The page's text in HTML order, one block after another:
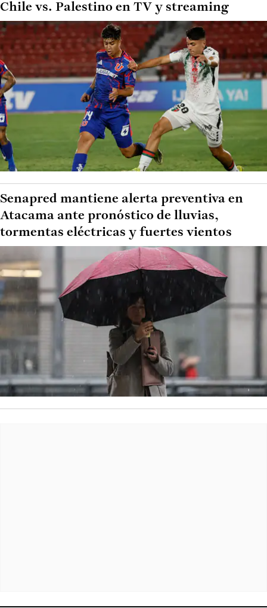
Chile vs. Palestino en TV y streaming
Senapred mantiene alerta preventiva en
Atacama ante pronóstico de lluvias,
tormentas eléctricas y fuertes vientos